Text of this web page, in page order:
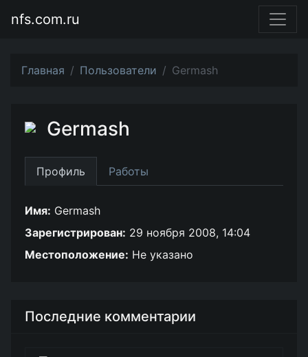
nfs.com.ru
Главная Пользователи Germash
Germash
Профиль Работы
Имя: Germash
Зарегистрирован: 29 ноября 2008, 14:04
Местоположение: Не указано
Последние комментарии